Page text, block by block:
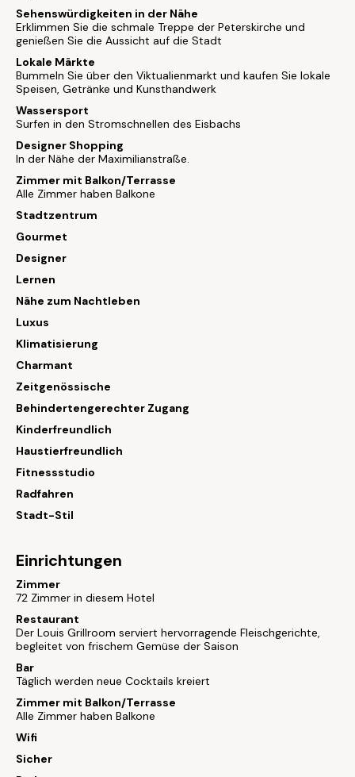
Sehenswürdigkeiten in der Nähe
Erklimmen Sie die schmale Treppe der Peterskirche und
genießen Sie die Aussicht auf die Stadt
Lokale Märkte
Bummeln Sie über den Viktualienmarkt und kaufen Sie lokale
Speisen, Getränke und Kunsthandwerk
Wassersport
Surfen in den Stromschnellen des Eisbachs
Designer Shopping
In der Nähe der Maximilianstraße.
Zimmer mit Balkon/Terrasse
Alle Zimmer haben Balkone
Stadtzentrum
Gourmet
Designer
Lernen
Nähe zum Nachtleben
Luxus
Klimatisierung
Charmant
Zeitgenössische
Behindertengerechter Zugang
Kinderfreundlich
Haustierfreundlich
Fitnessstudio
Radfahren
Stadt-Stil
Einrichtungen
Zimmer
72 Zimmer in diesem Hotel
Restaurant
Der Louis Grillroom serviert hervorragende Fleischgerichte,
begleitet von frischem Gemüse der Saison
Bar
Täglich werden neue Cocktails kreiert
Zimmer mit Balkon/Terrasse
Alle Zimmer haben Balkone
Wifi
Sicher